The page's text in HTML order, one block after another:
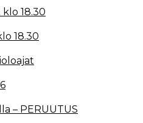
klo 18.30
18.30
– PERUUTUS